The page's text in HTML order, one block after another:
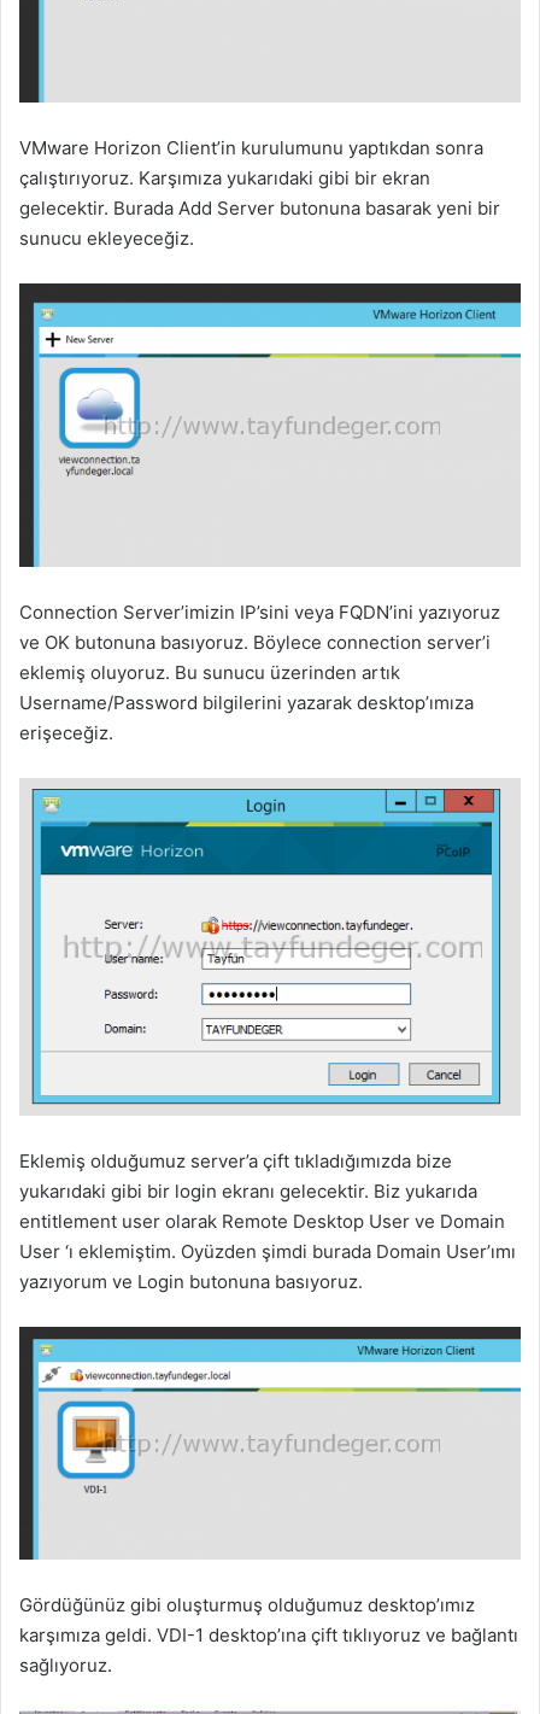
VMware Horizon Client’in kurulumunu yaptıkdan sonra
çalıştırıyoruz. Karşımıza yukarıdaki gibi bir ekran
gelecektir. Burada Add Server butonuna basarak yeni bir
sunucu ekleyeceğiz.
Connection Server’imizin IP’sini veya FQDN’ini yazıyoruz
ve OK butonuna basıyoruz. Böylece connection server’i
eklemiş oluyoruz. Bu sunucu üzerinden artık
Username/Password bilgilerini yazarak desktop’ımıza
erişeceğiz.
Eklemiş olduğumuz server’a çift tıkladığımızda bize
yukarıdaki gibi bir login ekranı gelecektir. Biz yukarıda
entitlement user olarak Remote Desktop User ve Domain
User ‘ı eklemiştim. Oyüzden şimdi burada Domain User’ımı
yazıyorum ve Login butonuna basıyoruz.
Gördüğünüz gibi oluşturmuş olduğumuz desktop’ımız
karşımıza geldi. VDI-1 desktop’ına çift tıklıyoruz ve bağlantı
sağlıyoruz.